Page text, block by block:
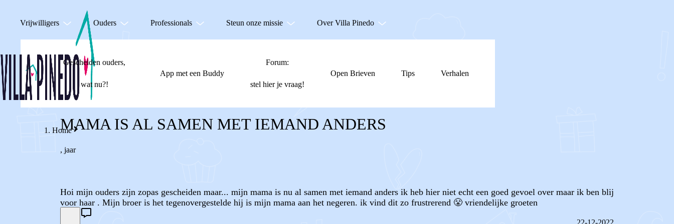
Vrijwilligers Ouders Professionals Steun onze missie Over Villa Pinedo
Gescheiden ouders,
wat nu?!
App met een Buddy
Forum:
stel hier je vraag!
Open Brieven Tips Verhalen
Home
MAMA IS AL SAMEN MET IEMAND ANDERS
, jaar
Hoi mijn ouders zijn zopas gescheiden maar... mijn mama is nu al samen met iemand anders ik heb hier niet echt een goed gevoel over maar ik ben blij
voor haar . Mijn broer is het tegenovergestelde hij is mijn mama aan het negeren. ik vind dit zo frustrerend 😤 vriendelijke groeten
22-12-2022